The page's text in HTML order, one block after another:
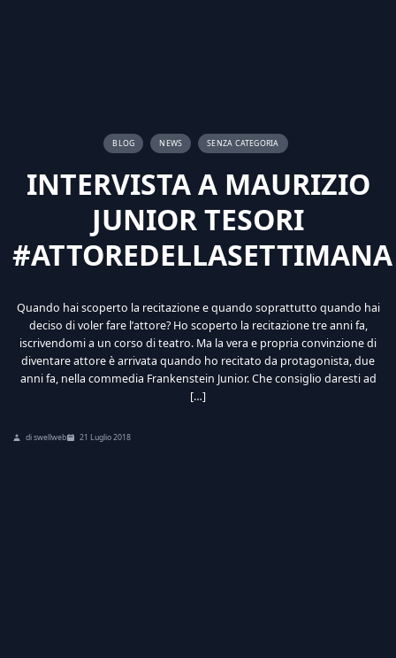
BLOG NEWS SENZA CATEGORIA
INTERVISTA A MAURIZIO
JUNIOR TESORI
#ATTOREDELLASETTIMANA
Quando hai scoperto la recitazione e quando soprattutto quando hai
deciso di voler fare l’attore? Ho scoperto la recitazione tre anni fa,
iscrivendomi a un corso di teatro. Ma la vera e propria convinzione di
diventare attore è arrivata quando ho recitato da protagonista, due
anni fa, nella commedia Frankenstein Junior. Che consiglio daresti ad
[…]
di swellweb 21 Luglio 2018